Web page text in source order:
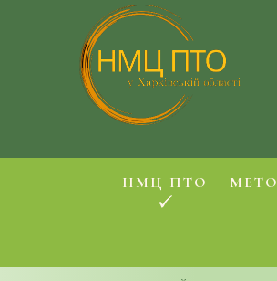
НМЦ ПТО